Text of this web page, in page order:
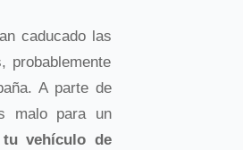
caducado las
probablemente
A parte de
malo para un
vehículo de